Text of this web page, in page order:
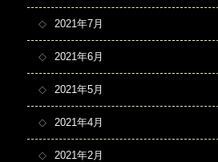
2021年7月
2021年6月
2021年5月
2021年4月
2021年2月